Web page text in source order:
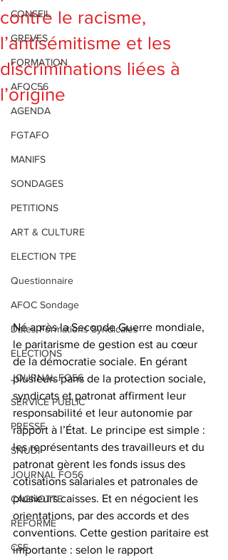
CONSEIL
GREVES
FORMATION
AFOC56
AGENDA
FGTAFO
MANIFS
SONDAGES
PETITIONS
ART & CULTURE
ELECTION TPE
Questionnaire
AFOC Sondage
Dates Formations Syndicales
ELECTIONS
JOURNAL FO56
SERVICE PUBLIC
PRESSE
SNUDI
JOURNAL FO56
CAGNOTTE
REFORME
CSE
contre le racisme,
l’antisémitisme et les
discriminations liées à
l’origine
Né après la Seconde Guerre mondiale,
le paritarisme de gestion est au cœur
de la démocratie sociale. En gérant
plusieurs pans de la protection sociale,
syndicats et patronat affirment leur
responsabilité et leur autonomie par
rapport à l’État. Le principe est simple :
les représentants des travailleurs et du
patronat gèrent les fonds issus des
cotisations salariales et patronales de
plusieurs caisses. Et en négocient les
orientations, par des accords et des
conventions. Cette gestion paritaire est
importante : selon le rapport